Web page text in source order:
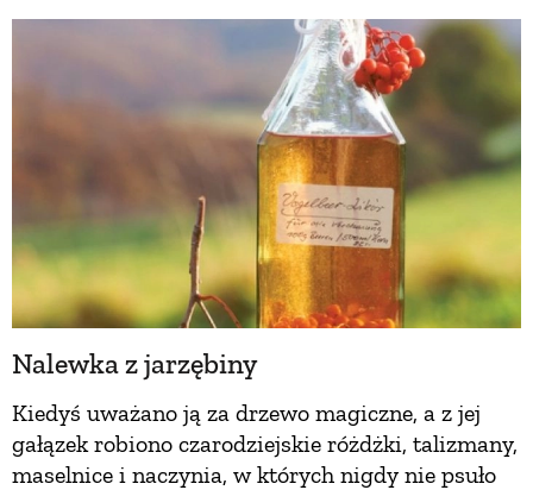
Nalewka z jarzębiny
Kiedyś uważano ją za drzewo magiczne, a z jej
gałązek robiono czarodziejskie różdżki, talizmany,
maselnice i naczynia, w których nigdy nie psuło
BUDUJEMY DOM
OGRÓD
WARZYWA I OWOCE
ROŚLINY OGRODOWE
PORADY
ZIELEŃ W DOMU